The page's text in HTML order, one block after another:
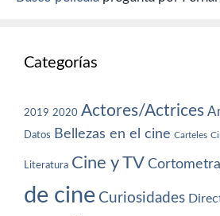
Categorías
2019 2020 Actores/Actrices
Datos Bellezas en el cine Carteles
Literatura Cine y TV
de cine Curiosidades